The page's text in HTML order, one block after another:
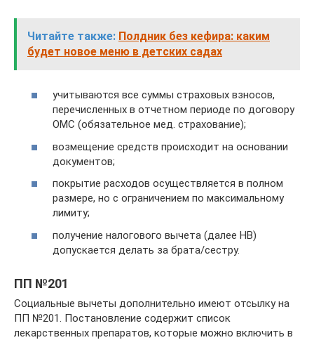
Читайте также: Полдник без кефира: каким
будет новое меню в детских садах
учитываются все суммы страховых взносов,
перечисленных в отчетном периоде по договору
ОМС (обязательное мед. страхование);
возмещение средств происходит на основании
документов;
покрытие расходов осуществляется в полном
размере, но с ограничением по максимальному
лимиту;
получение налогового вычета (далее НВ)
допускается делать за брата/сестру.
ПП №201
Социальные вычеты дополнительно имеют отсылку на
ПП №201. Постановление содержит список
лекарственных препаратов, которые можно включить в